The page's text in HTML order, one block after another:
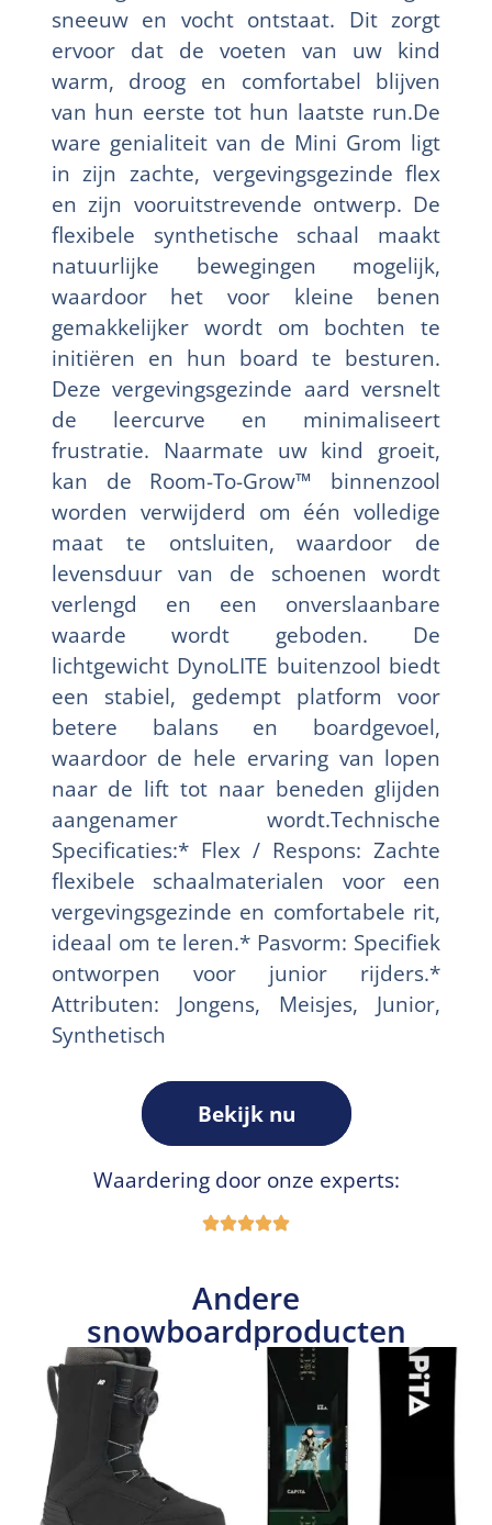
sneeuw en vocht ontstaat. Dit zorgt
ervoor dat de voeten van uw kind
warm, droog en comfortabel blijven
van hun eerste tot hun laatste run.De
ware genialiteit van de Mini Grom ligt
in zijn zachte, vergevingsgezinde flex
en zijn vooruitstrevende ontwerp. De
flexibele synthetische schaal maakt
natuurlijke bewegingen mogelijk,
waardoor het voor kleine benen
gemakkelijker wordt om bochten te
initiëren en hun board te besturen.
Deze vergevingsgezinde aard versnelt
de leercurve en minimaliseert
frustratie. Naarmate uw kind groeit,
kan de Room-To-Grow™ binnenzool
worden verwijderd om één volledige
maat te ontsluiten, waardoor de
levensduur van de schoenen wordt
verlengd en een onverslaanbare
waarde wordt geboden. De
lichtgewicht DynoLITE buitenzool biedt
een stabiel, gedempt platform voor
betere balans en boardgevoel,
waardoor de hele ervaring van lopen
naar de lift tot naar beneden glijden
aangenamer wordt.Technische
Specificaties:* Flex / Respons: Zachte
flexibele schaalmaterialen voor een
vergevingsgezinde en comfortabele rit,
ideaal om te leren.* Pasvorm: Specifiek
ontworpen voor junior rijders.*
Attributen: Jongens, Meisjes, Junior,
Synthetisch
Bekijk nu
Waardering door onze experts:
Andere
snowboardproducten